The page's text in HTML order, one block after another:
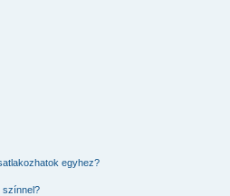
egyhez?
színnel?